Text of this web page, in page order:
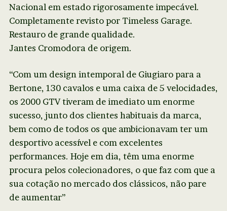
Nacional em estado rigorosamente impecável.
Completamente revisto por Timeless Garage.
Restauro de grande qualidade.
Jantes Cromodora de origem.
“Com um design intemporal de Giugiaro para a
Bertone, 130 cavalos e uma caixa de 5 velocidades,
os 2000 GTV tiveram de imediato um enorme
sucesso, junto dos clientes habituais da marca,
bem como de todos os que ambicionavam ter um
desportivo acessível e com excelentes
performances. Hoje em dia, têm uma enorme
procura pelos colecionadores, o que faz com que a
sua cotação no mercado dos clássicos, não pare
de aumentar”